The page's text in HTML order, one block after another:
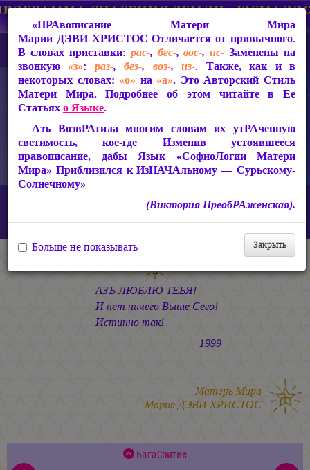
СакРАльная Поэзия Матери Мира
БагаСоитие
«АЗЪ ЛЮБЛЮ ТЕБЯ!..»
АЗЪ ЛЮБЛЮ ТЕБЯ!
И нет ничего Выше Сего!
Истинно так!
1999
Матерь Мира
Мария ДЭВИ ХРИСТОС
БагаСоитие
«ПРАвописание Матери Мира
Марии ДЭВИ ХРИСТОС Отличается от привычного.
В словах приставки: рас-, бес-,вос-,ис- Заменены на
звонкую «з»: раз-,без-, воз-,из-. Также, как и в
некоторых словах: «о» на «а». Это Авторский Стиль
Матери Мира. Подробнее об этом читайте в Её
Статьяхо Языке.
Азъ ВозвРАтила многим словам их утРАченную
светимость, кое-где Изменив устоявшееся
правописание, дабы Язык «СофиоЛогии Матери
Мира» Приблизился к ИзНАЧАльному — Сурьскому-
Солнечному»
(Виктория ПреобРАженская).
Закрыть
Больше не показывать